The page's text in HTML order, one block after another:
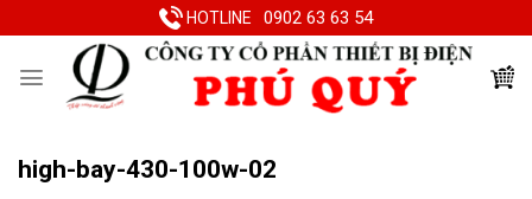
to
HOTLINE 0902 63 63 54
high-bay-430-100w-02